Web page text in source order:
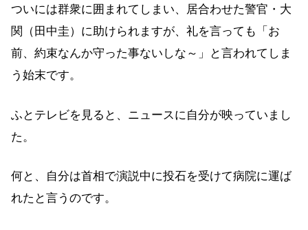
ついには群衆に囲まれてしまい、居合わせた警官・大
関（田中圭）に助けられますが、礼を言っても「お
前、約束なんか守った事ないしな～」と言われてしま
う始末です。
ふとテレビを見ると、ニュースに自分が映っていまし
た。
何と、自分は首相で演説中に投石を受けて病院に運ば
れたと言うのです。